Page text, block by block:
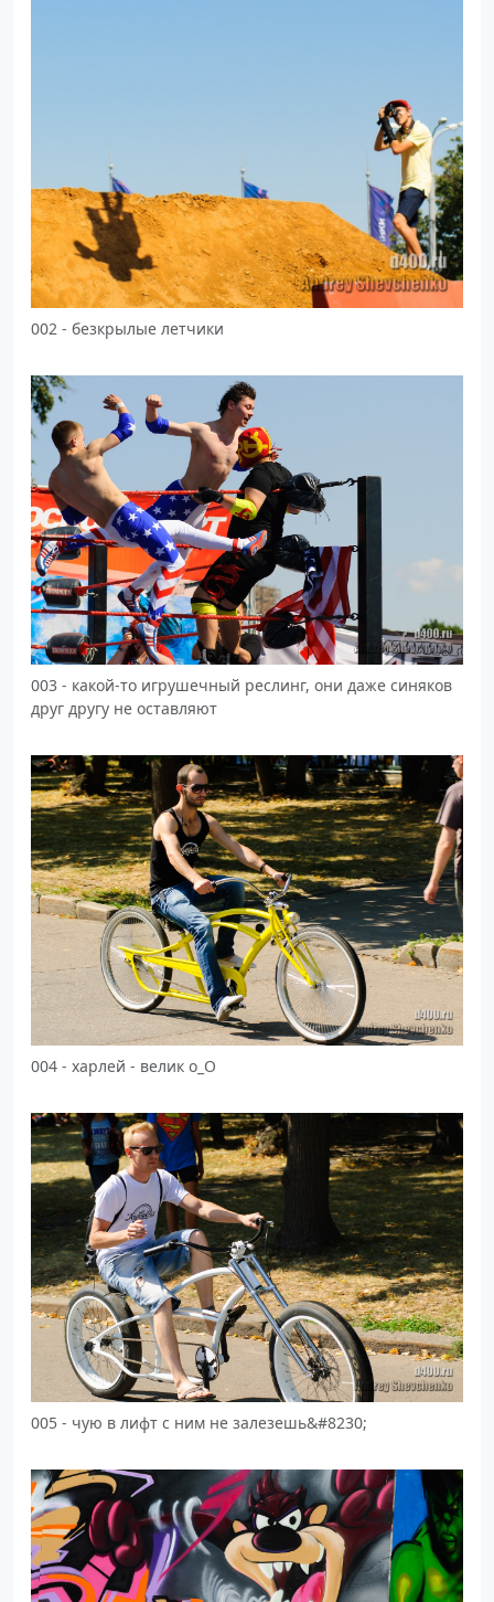
002 - безкрылые летчики
003 - какой-то игрушечный реслинг, они даже синяков
друг другу не оставляют
004 - харлей - велик о_О
005 - чую в лифт с ним не залезешь&#8230;